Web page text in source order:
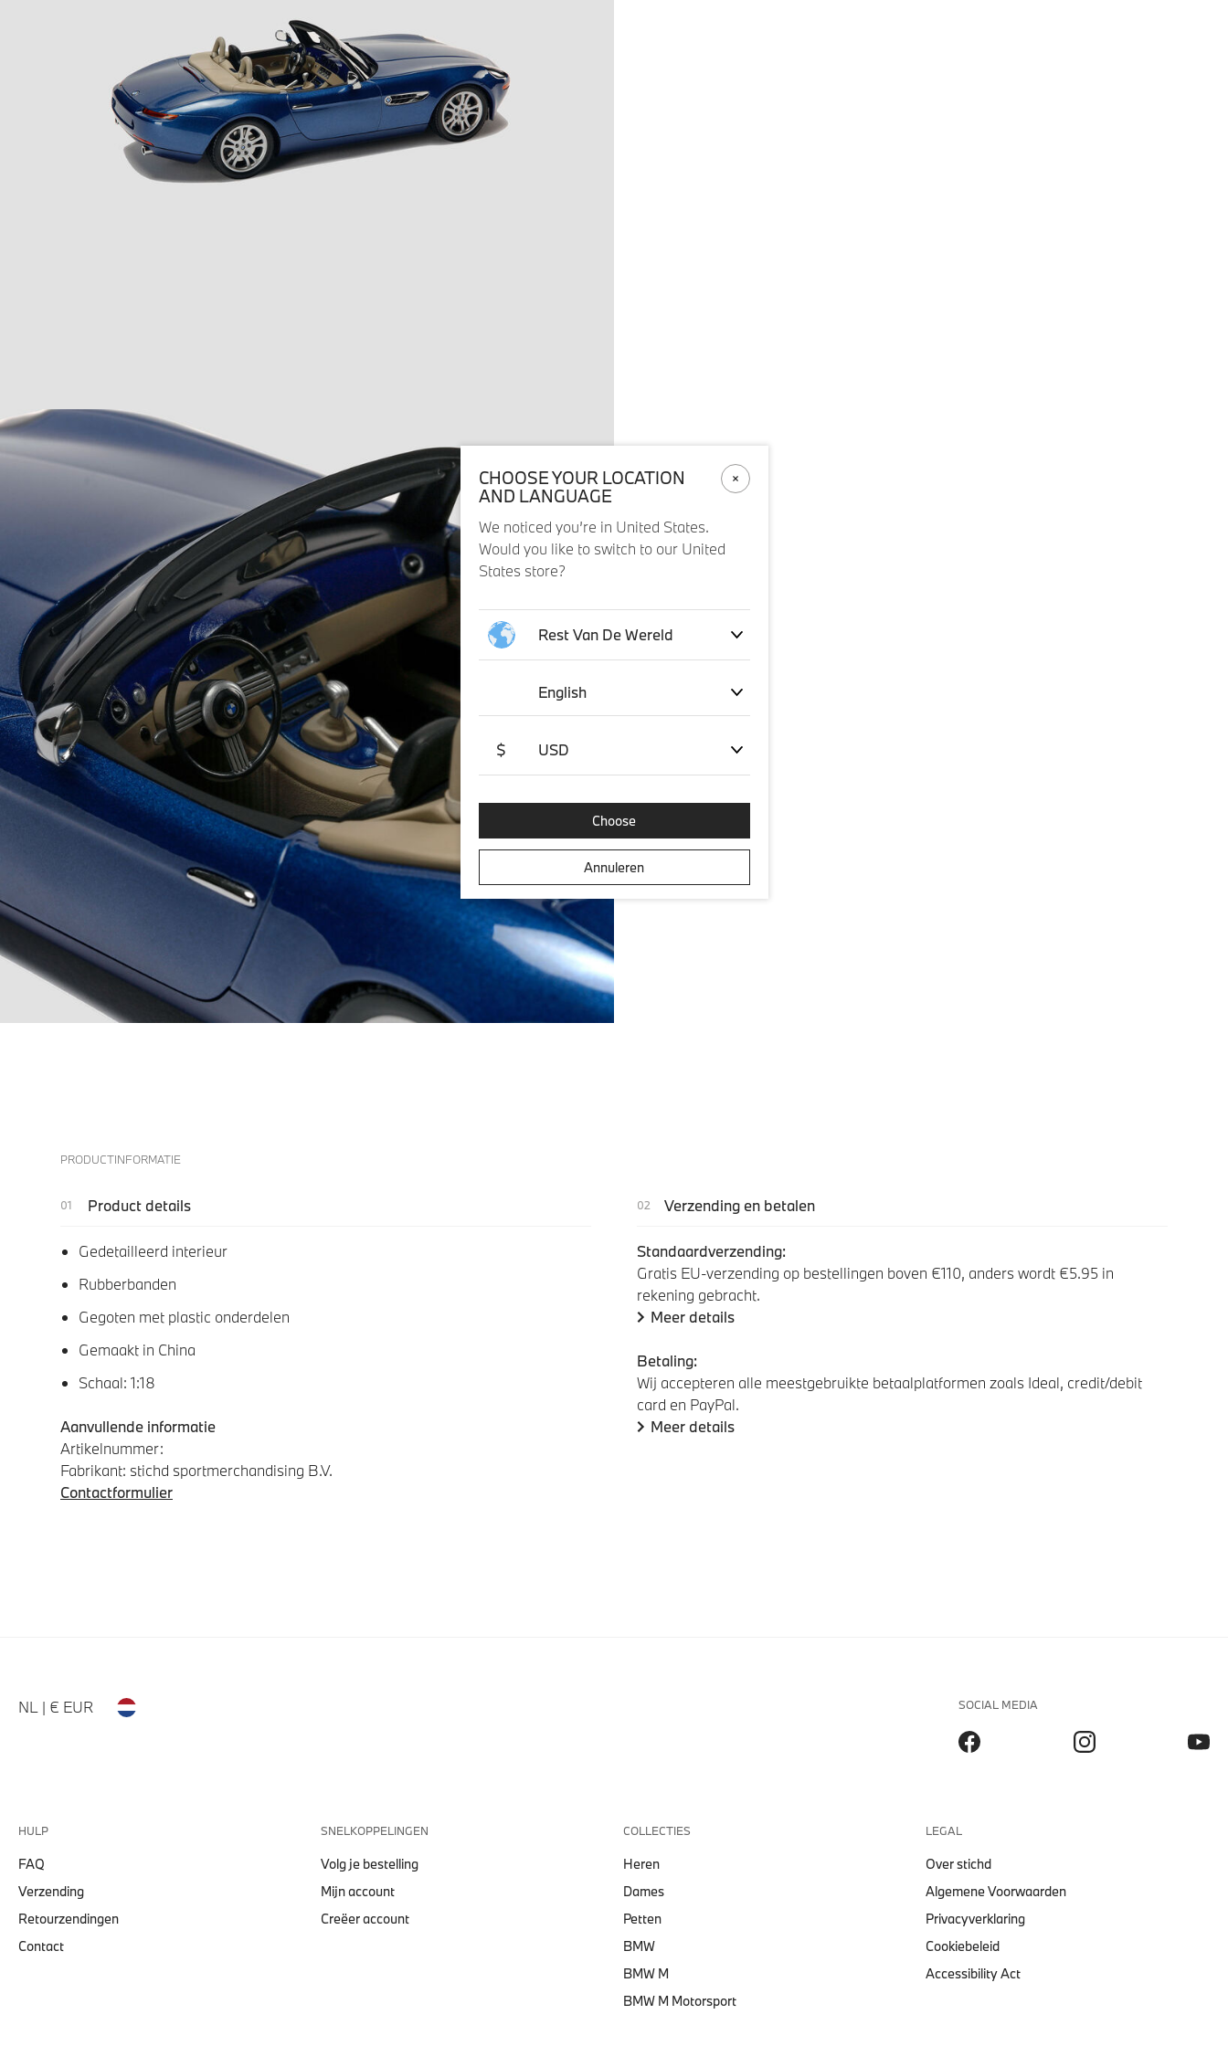
PRODUCTINFORMATIE
Product details
Gedetailleerd interieur
Rubberbanden
Gegoten met plastic onderdelen
Gemaakt in China
Schaal: 1:18
Aanvullende informatie
Artikelnummer:
Fabrikant: stichd sportmerchandising B.V.
Contactformulier
Verzending en betalen
Standaardverzending:
Gratis EU-verzending op bestellingen boven €110, anders wordt €5.95 in
rekening gebracht.
Meer details
Betaling:
Wij accepteren alle meestgebruikte betaalplatformen zoals Ideal, credit/debit
card en PayPal.
Meer details
NL | € EUR
CHOOSE YOUR LOCATION
AND LANGUAGE
We noticed you’re in United States.
Would you like to switch to our United
States store?
Rest Van De Wereld
English
$ USD
Choose
Annuleren
SOCIAL MEDIA
HULP
FAQ
Verzending
Retourzendingen
Contact
SNELKOPPELINGEN
Volg je bestelling
Mijn account
Creëer account
COLLECTIES
Heren
Dames
Petten
BMW
BMW M
BMW M Motorsport
LEGAL
Over stichd
Algemene Voorwaarden
Privacyverklaring
Cookiebeleid
Accessibility Act